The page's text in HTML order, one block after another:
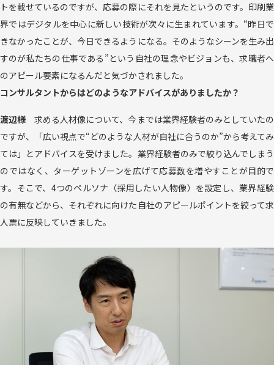
トを載せているのですが、応募の際にそれを見たというのです。印刷業
界ではデジタルを中心に新しい技術が次々に生まれています。“昨日で
きなかったことが、今日できるようになる。そのようなシーンを生み出
すのが私たちの仕事である”という自社の理念やビジョンも、求職者へ
のアピール要素になるんだと気づかされました。
コンサルタントからはどのようなアドバイスがありましたか？
渡辺様
求める人材像について、今までは業界経験者のみとしていたの
ですが、「広い視点で“どのような人材が自社に合うのか”から考えてみ
ては」とアドバイスを受けました。業界経験者のみで絞り込んでしまう
のではなく、ターゲットゾーンを広げて応募数を増やすことが目的で
す。そこで、4つのペルソナ（採用したい人物像）を設定し、業界経験
の有無などから、それぞれに向けた自社のアピールポイントを絞って求
人票に反映していきました。